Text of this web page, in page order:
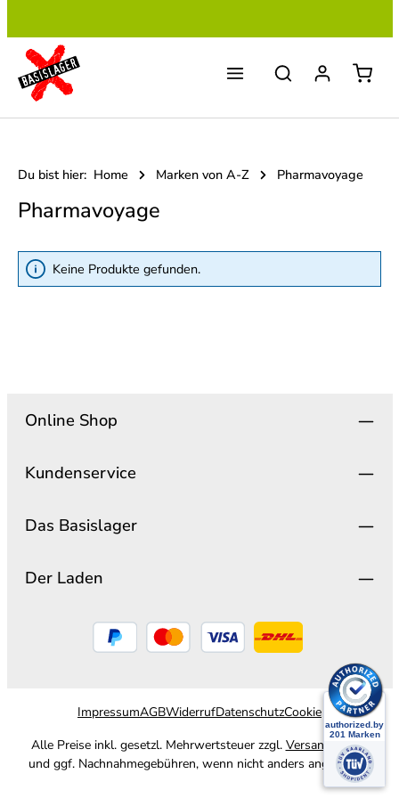
Du bist hier: Home Marken von A-Z Pharmavoyage
Pharmavoyage
Keine Produkte gefunden.
Online Shop
Kundenservice
Das Basislager
Der Laden
ImpressumAGBWiderrufDatenschutzCookie
Alle Preise inkl. gesetzl. Mehrwertsteuer zzgl. Versandkosten
und ggf. Nachnahmegebühren, wenn nicht anders angegeben.